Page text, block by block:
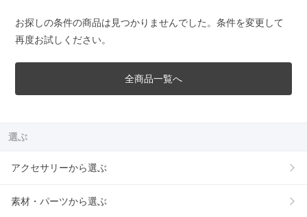
お探しの条件の商品は見つかりませんでした。条件を変更して
再度お試しください。
全商品一覧へ
選ぶ
アクセサリーから選ぶ
素材・パーツから選ぶ